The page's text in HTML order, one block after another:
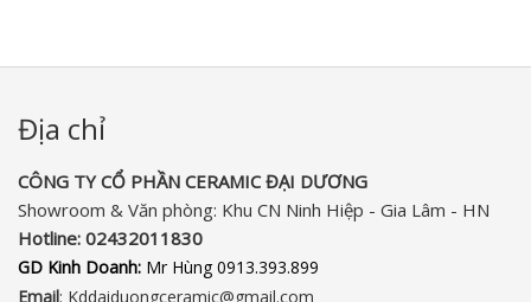
Địa chỉ
CÔNG TY CỔ PHẦN CERAMIC ĐẠI DƯƠNG​
Showroom & Văn phòng: Khu CN Ninh Hiệp - Gia Lâm - HN
Hotline: 02432011830‬
GD Kinh Doanh: Mr Hùng 0913.393.899
Email: Kddaiduongceramic@gmail.com